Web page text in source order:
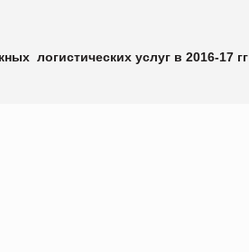
логистических услуг в 2016-17 гг